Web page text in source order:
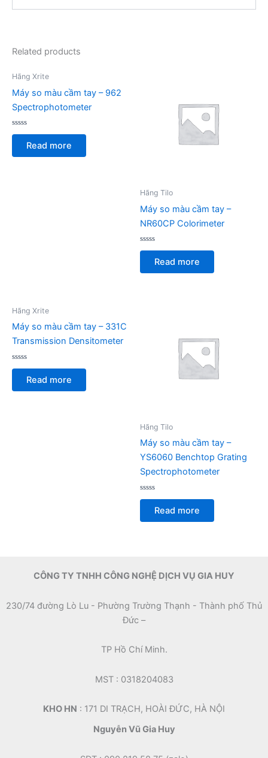
Related products
Hãng Xrite
Máy so màu cầm tay – 962
Spectrophotometer
Rated
of
Read more
Hãng Tilo
Máy so màu cầm tay –
NR60CP Colorimeter
Rated
of
Read more
Hãng Xrite
Máy so màu cầm tay – 331C
Transmission Densitometer
Rated
of
Read more
Hãng Tilo
Máy so màu cầm tay –
YS6060 Benchtop Grating
Spectrophotometer
Rated
of
Read more
CÔNG TY TNHH CÔNG NGHỆ DỊCH VỤ GIA HUY
230/74 đường Lò Lu - Phường Trường Thạnh - Thành phố Thủ
Đức –
TP Hồ Chí Minh.
MST : 0318204083
KHO HN : 171 DI TRẠCH, HOÀI ĐỨC, HÀ NỘI
Nguyễn Vũ Gia Huy